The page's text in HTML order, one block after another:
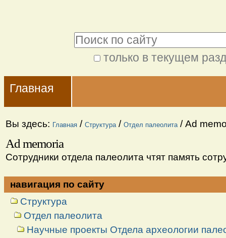
содержимому.
Перейти
навигации
только в текущем
поиск
Navigation
Главная
Вы здесь: Главная / Структура / Отдел палеолита /Ad
Ad memoria
Сотрудники отдела палеолита чтят память
навигация по сайту
Структура
Отдел палеолита
Научные проекты Отдела археологии